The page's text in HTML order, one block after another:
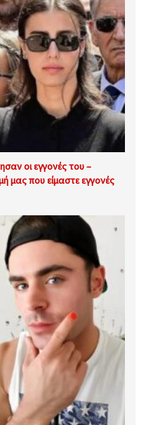
οι εγγονές του –
μας που είμαστε εγγονές